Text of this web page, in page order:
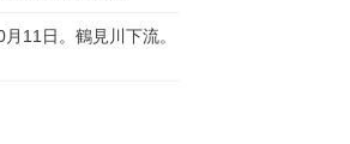
11日。鶴見川下流。